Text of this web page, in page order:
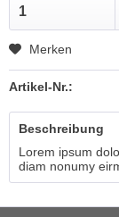
Merken
Artikel-Nr.:
Beschreibung
Lorem ipsum
diam nonumy